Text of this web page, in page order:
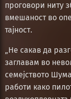
проговори ниту
вмешаност во
тајност.
„Не сакав да
заглавам во
семејството
работи како